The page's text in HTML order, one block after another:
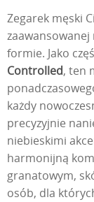
Zegarek męski
formie. Jako
Controlled, ten
każdy
precyzyjnie
niebieskimi
harmonijną
granatowym,
osób, dla